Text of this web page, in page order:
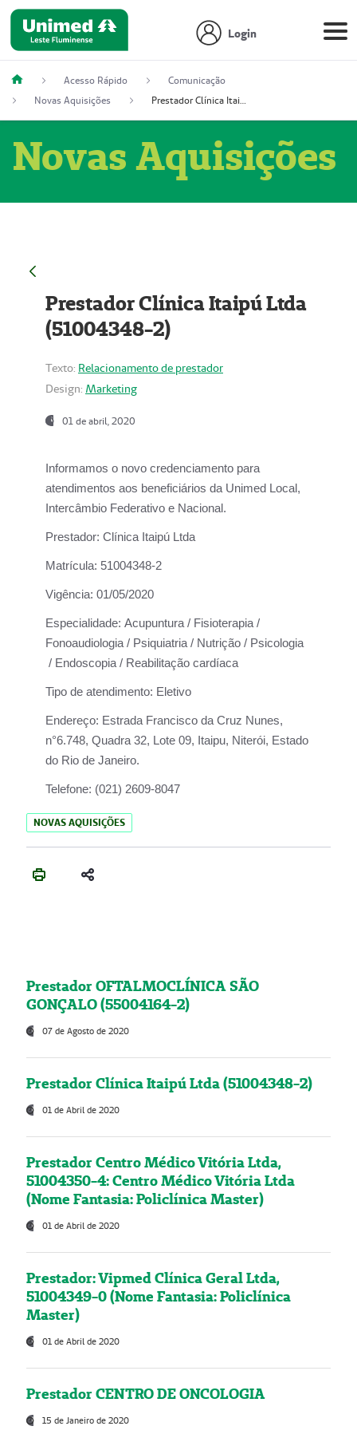
Login
Acesso Rápido
Comunicação
Novas Aquisições
Prestador Clínica Itaipú Ltda (51004348-2)
Novas Aquisições
Prestador Clínica Itaipú Ltda
(51004348-2)
Texto: Relacionamento de prestador
Design: Marketing
01 de abril, 2020
Informamos o novo credenciamento para
atendimentos aos beneficiários da Unimed Local,
Intercâmbio Federativo e Nacional.
Prestador: Clínica Itaipú Ltda
Matrícula: 51004348-2
Vigência: 01/05/2020
Especialidade: Acupuntura / Fisioterapia /
Fonoaudiologia / Psiquiatria / Nutrição / Psicologia
/ Endoscopia / Reabilitação cardíaca
Tipo de atendimento: Eletivo
Endereço: Estrada Francisco da Cruz Nunes,
n°6.748, Quadra 32, Lote 09, Itaipu, Niterói, Estado
do Rio de Janeiro.
Telefone: (021) 2609-8047
NOVAS AQUISIÇÕES
Prestador OFTALMOCLÍNICA SÃO
GONÇALO (55004164-2)
07 de Agosto de 2020
Prestador Clínica Itaipú Ltda (51004348-2)
01 de Abril de 2020
Prestador Centro Médico Vitória Ltda,
51004350-4: Centro Médico Vitória Ltda
(Nome Fantasia: Policlínica Master)
01 de Abril de 2020
Prestador: Vipmed Clínica Geral Ltda,
51004349-0 (Nome Fantasia: Policlínica
Master)
01 de Abril de 2020
Prestador CENTRO DE ONCOLOGIA
15 de Janeiro de 2020